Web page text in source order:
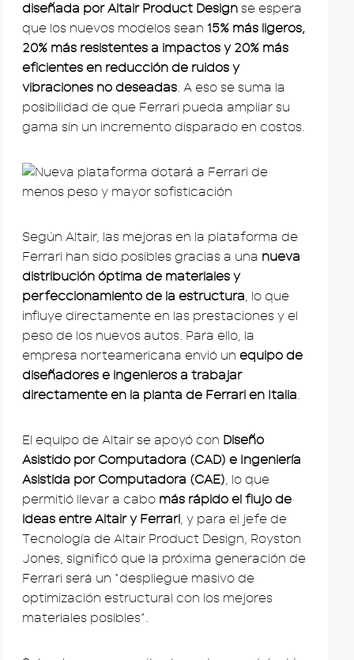
diseñada por Altair Product Design se espera
que los nuevos modelos sean 15% más ligeros,
20% más resistentes a impactos y 20% más
eficientes en reducción de ruidos y
vibraciones no deseadas. A eso se suma la
posibilidad de que Ferrari pueda ampliar su
gama sin un incremento disparado en costos.
Según Altair, las mejoras en la plataforma de
Ferrari han sido posibles gracias a una nueva
distribución óptima de materiales y
perfeccionamiento de la estructura, lo que
influye directamente en las prestaciones y el
peso de los nuevos autos. Para ello, la
empresa norteamericana envió un equipo de
diseñadores e ingenieros a trabajar
directamente en la planta de Ferrari en Italia.
El equipo de Altair se apoyó con Diseño
Asistido por Computadora (CAD) e Ingeniería
Asistida por Computadora (CAE), lo que
permitió llevar a cabo más rápido el flujo de
ideas entre Altair y Ferrari, y para el jefe de
Tecnología de Altair Product Design, Royston
Jones, significó que la próxima generación de
Ferrari será un “despliegue masivo de
optimización estructural con los mejores
materiales posibles”.